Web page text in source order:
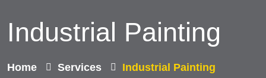
Industrial Painting
Home Services Industrial Painting